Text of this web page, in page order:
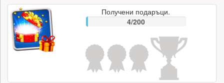
Получени подаръци.
4/200